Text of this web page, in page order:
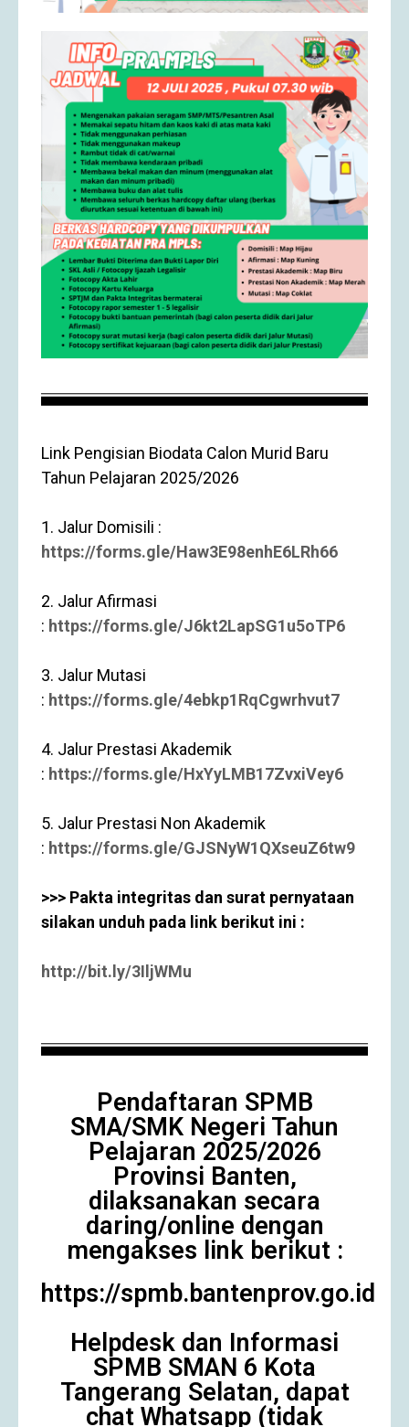
Link Pengisian Biodata Calon Murid Baru
Tahun Pelajaran 2025/2026
1. Jalur Domisili :
https://forms.gle/Haw3E98enhE6LRh66
2. Jalur Afirmasi
: https://forms.gle/J6kt2LapSG1u5oTP6
3. Jalur Mutasi
: https://forms.gle/4ebkp1RqCgwrhvut7
4. Jalur Prestasi Akademik
: https://forms.gle/HxYyLMB17ZvxiVey6
5. Jalur Prestasi Non Akademik
: https://forms.gle/GJSNyW1QXseuZ6tw9
>>> Pakta integritas dan surat pernyataan
silakan unduh pada link berikut ini :
http://bit.ly/3IljWMu
Pendaftaran SPMB
SMA/SMK Negeri Tahun
Pelajaran 2025/2026
Provinsi Banten,
dilaksanakan secara
daring/online dengan
mengakses link berikut :
https://spmb.bantenprov.go.id
Helpdesk dan Informasi
SPMB SMAN 6 Kota
Tangerang Selatan, dapat
chat Whatsapp (tidak